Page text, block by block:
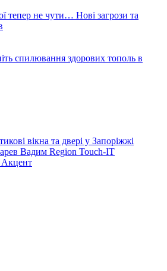
тепер не чути… Нові загрози та
спилювання здорових тополь в
вікна та двері у Запоріжжі
Вадим Region Touch-IT